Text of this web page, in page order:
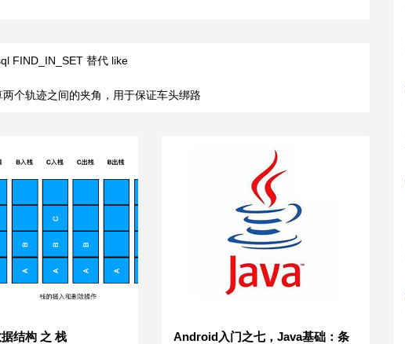
FIND_IN_SET 替代 like
个轨迹之间的夹角，用于保证车头绑路
结构 之 栈
Android入门之七，Java基础：条